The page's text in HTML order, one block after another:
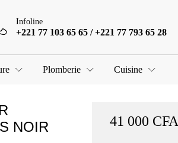
Infoline
+221 77 103 65 65 / +221 77 793 65 28
Plomberie Cuisine
NOIR
41 000 CFA